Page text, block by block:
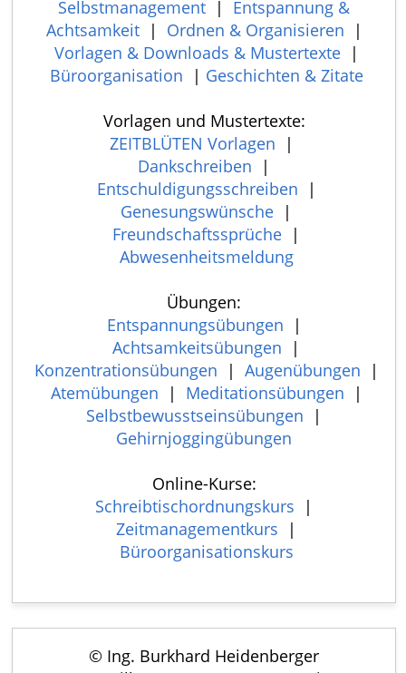
Selbstmanagement | Entspannung &
Achtsamkeit| Ordnen & Organisieren |
Vorlagen & Downloads & Mustertexte|
Büroorganisation | Geschichten & Zitate
Vorlagen und Mustertexte:
ZEITBLÜTEN Vorlagen |
Dankschreiben |
Entschuldigungsschreiben |
Genesungswünsche |
Freundschaftssprüche |
Abwesenheitsmeldung
Übungen:
Entspannungsübungen |
Achtsamkeitsübungen |
Konzentrationsübungen | Augenübungen |
Atemübungen | Meditationsübungen |
Selbstbewusstseinsübungen |
Gehirnjoggingübungen
Online-Kurse:
Schreibtischordnungskurs |
Zeitmanagementkurs |
Büroorganisationskurs
© Ing. Burkhard Heidenberger